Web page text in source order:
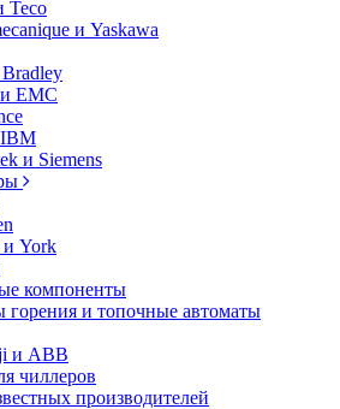
Teco
и Yaskawa
EMC
и Siemens
и York
компоненты
и топочные автоматы
и ABB
чиллеров
производителей